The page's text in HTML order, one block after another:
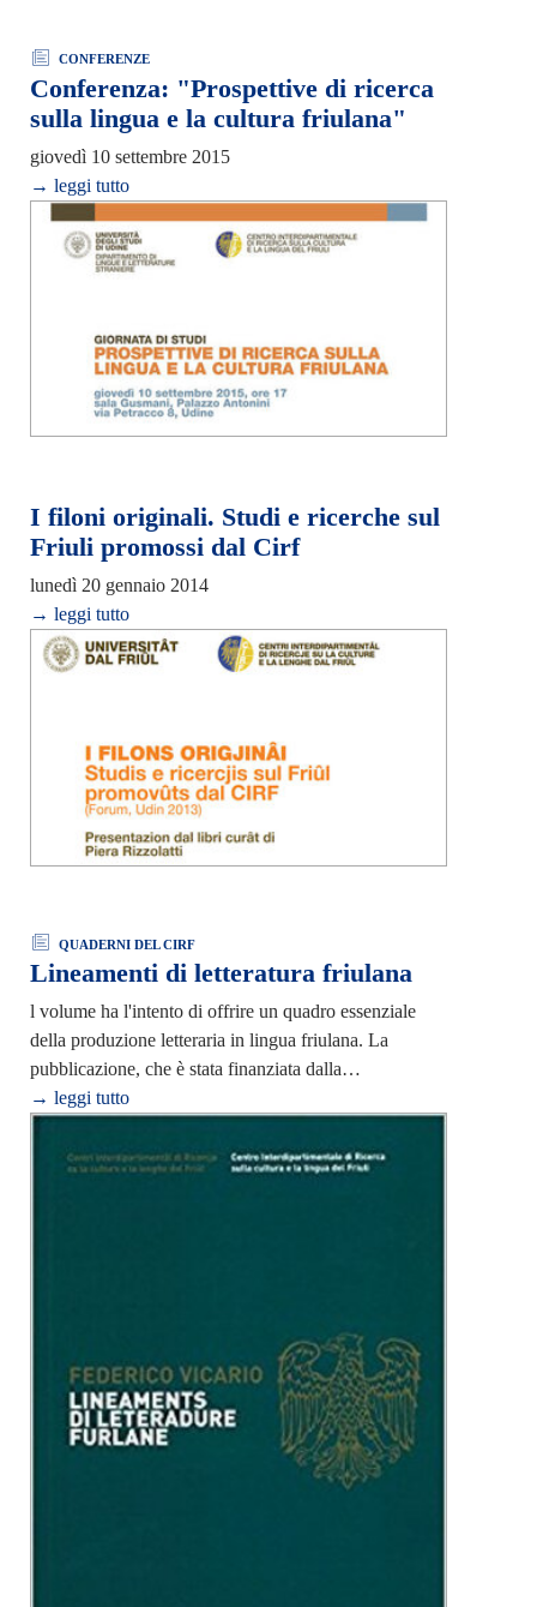
CONFERENZE
Conferenza: "Prospettive di ricerca
sulla lingua e la cultura friulana"
giovedì 10 settembre 2015
→ leggi tutto
I filoni originali. Studi e ricerche sul
Friuli promossi dal Cirf
lunedì 20 gennaio 2014
→ leggi tutto
QUADERNI DEL CIRF
Lineamenti di letteratura friulana
l volume ha l'intento di offrire un quadro essenziale
della produzione letteraria in lingua friulana. La
pubblicazione, che è stata finanziata dalla…
→ leggi tutto